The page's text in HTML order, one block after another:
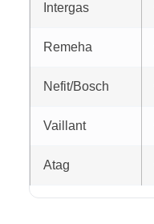
Intergas
Remeha
Nefit/Bosch
Vaillant
Atag